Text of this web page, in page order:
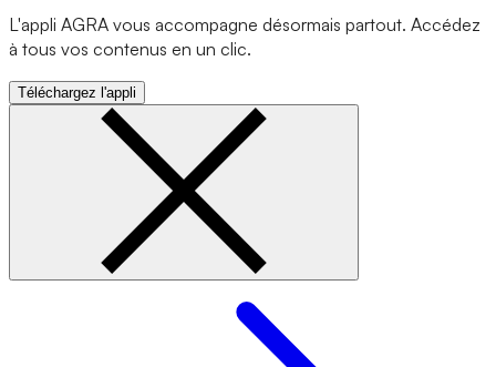
L'appli AGRA vous accompagne désormais partout. Accédez
à tous vos contenus en un clic.
Téléchargez l'appli